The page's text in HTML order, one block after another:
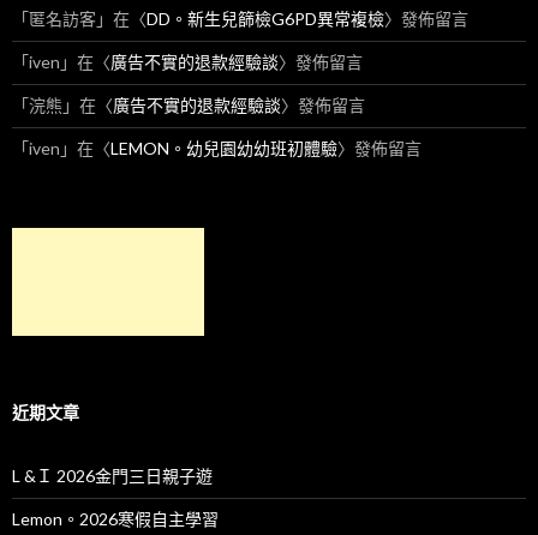
「匿名訪客」在〈DD。新生兒篩檢G6PD異常複檢〉發佈留言
「iven 」在〈廣告不實的退款經驗談〉發佈留言
「浣熊 」在〈廣告不實的退款經驗談〉發佈留言
「iven 」在〈LEMON。幼兒園幼幼班初體驗〉發佈留言
近期文章
L &Ｉ 2026金門三日親子遊
Lemon。2026寒假自主學習